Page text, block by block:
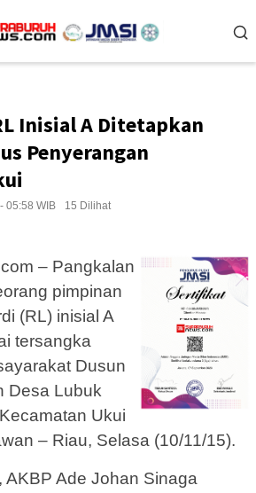
Inisial A Ditetapkan
Penyerangan
05:58 WIB 15 Dilihat
– Pangkalan
pimpinan
(RL) inisial A
tersangka
Dusun
Desa Lubuk
Ukui
– Riau, Selasa (10/11/15).
AKBP Ade Johan Sinaga